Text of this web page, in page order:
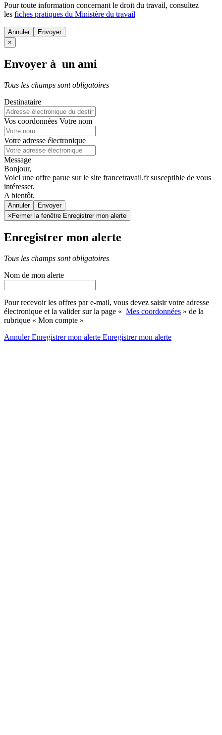
Pour toute information concernant le droit du travail, consultez
les fiches pratiques du Ministère du travail
Annuler
×
Envoyer à un ami
Tous les champs sont obligatoires
Destinataire
Vos coordonnées Votre nom
Votre adresse électronique
Message
Bonjour,
Voici une offre parue sur le site francetravail.fr susceptible de vous
intéresser.
A bientôt.
Annuler
× Fermer la fenêtre Enregistrer mon alerte
Enregistrer mon alerte
Tous les champs sont obligatoires
Nom de mon alerte
Pour recevoir les offres par e-mail, vous devez saisir votre adresse
électronique et la valider sur la page « Mes coordonnées » de la
rubrique « Mon compte »
AnnulerEnregistrer mon alerte Enregistrermon alerte